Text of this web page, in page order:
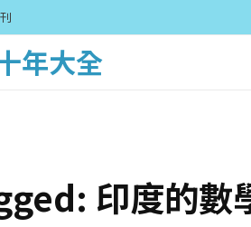
年大全
印度的數